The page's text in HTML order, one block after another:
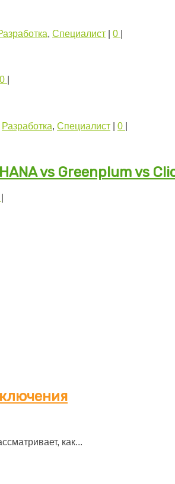
, Специалист 0
0
Разработка, Специалист 0
vs Greenplum vs
как...